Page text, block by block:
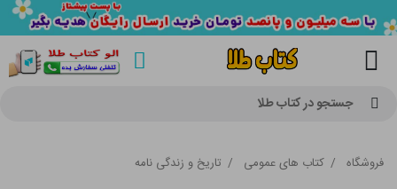
جستجو در کتاب طلا
فروشگاه / کتاب های عمومی / تاریخ و زندگی نامه